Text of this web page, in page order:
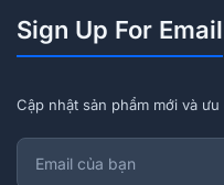
Sign Up For Email
Cập nhật sản phẩm mới và ưu